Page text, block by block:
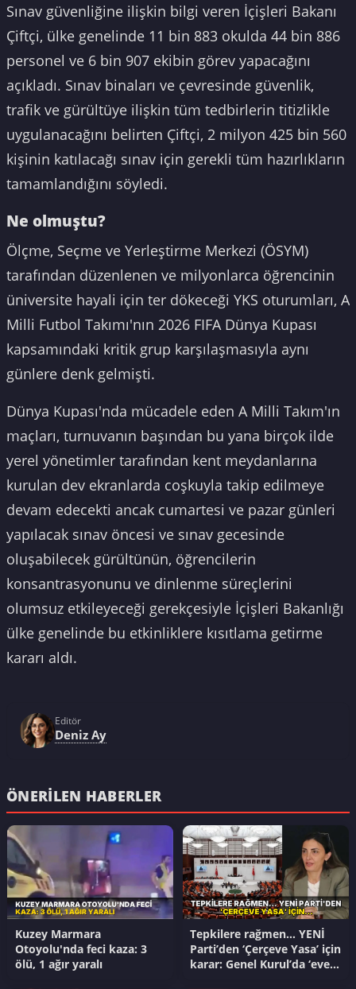
Sınav güvenliğine ilişkin bilgi veren İçişleri Bakanı
Çiftçi, ülke genelinde 11 bin 883 okulda 44 bin 886
personel ve 6 bin 907 ekibin görev yapacağını
açıkladı. Sınav binaları ve çevresinde güvenlik,
trafik ve gürültüye ilişkin tüm tedbirlerin titizlikle
uygulanacağını belirten Çiftçi, 2 milyon 425 bin 560
kişinin katılacağı sınav için gerekli tüm hazırlıkların
tamamlandığını söyledi.
Ne olmuştu?
Ölçme, Seçme ve Yerleştirme Merkezi (ÖSYM)
tarafından düzenlenen ve milyonlarca öğrencinin
üniversite hayali için ter dökeceği YKS oturumları, A
Milli Futbol Takımı'nın 2026 FIFA Dünya Kupası
kapsamındaki kritik grup karşılaşmasıyla aynı
günlere denk gelmişti.
Dünya Kupası'nda mücadele eden A Milli Takım'ın
maçları, turnuvanın başından bu yana birçok ilde
yerel yönetimler tarafından kent meydanlarına
kurulan dev ekranlarda coşkuyla takip edilmeye
devam edecekti ancak cumartesi ve pazar günleri
yapılacak sınav öncesi ve sınav gecesinde
oluşabilecek gürültünün, öğrencilerin
konsantrasyonunu ve dinlenme süreçlerini
olumsuz etkileyeceği gerekçesiyle İçişleri Bakanlığı
ülke genelinde bu etkinliklere kısıtlama getirme
kararı aldı.
Editör
Deniz Ay
ÖNERILEN HABERLER
Kuzey Marmara
Otoyolu'nda feci kaza: 3
ölü, 1 ağır yaralı
Tepkilere rağmen… YENİ
Parti’den ‘Çerçeve Yasa’ için
karar: Genel Kurul’da ‘evet’